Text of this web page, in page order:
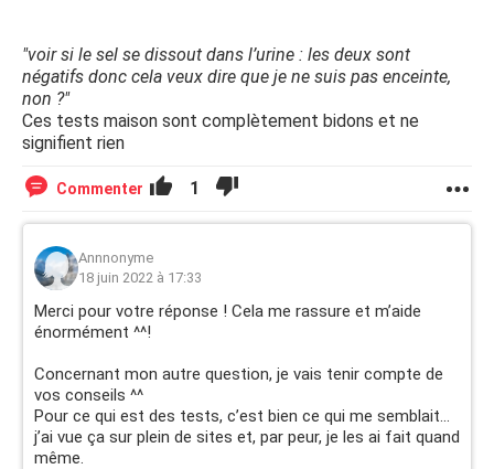
"voir si le sel se dissout dans l’urine : les deux sont
négatifs donc cela veux dire que je ne suis pas enceinte,
non ?"
Ces tests maison sont complètement bidons et ne
signifient rien
Commenter 1
Annnonyme
18 juin 2022 à 17:33
Merci pour votre réponse ! Cela me rassure et m’aide
énormément ^^!
Concernant mon autre question, je vais tenir compte de
vos conseils ^^
Pour ce qui est des tests, c’est bien ce qui me semblait…
j’ai vue ça sur plein de sites et, par peur, je les ai fait quand
même.